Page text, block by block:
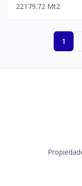
22179.72 Mt2
1